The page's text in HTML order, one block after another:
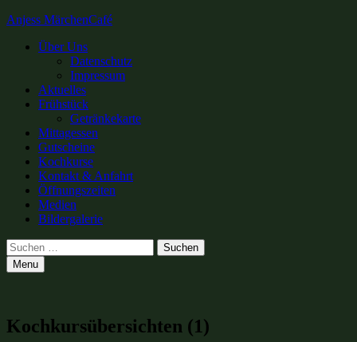
Anjess MärchenCafé
Primary
Über Uns
Datenschutz
Impressum
Aktuelles
Frühstück
Getränkekarte
Mittagessen
Gutscheine
Kochkurse
Kontakt & Anfahrt
Öffnungszeiten
Medien
Bildergalerie
Search
Suchen
nach:
Menu
Kochkursübersichten (1)